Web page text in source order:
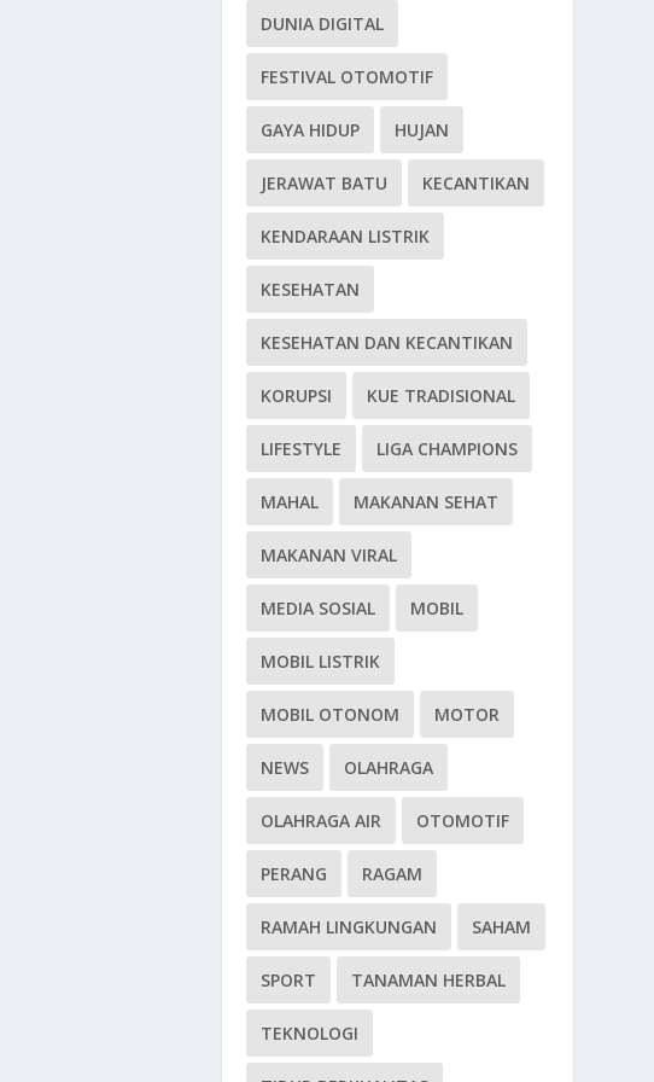
DUNIA DIGITAL
FESTIVAL OTOMOTIF
GAYA HIDUP HUJAN
JERAWAT BATU KECANTIKAN
KENDARAAN LISTRIK
KESEHATAN
KESEHATAN DAN KECANTIKAN
KORUPSI KUE TRADISIONAL
LIFESTYLE LIGA CHAMPIONS
MAHAL MAKANAN SEHAT
MAKANAN VIRAL
MEDIA SOSIAL MOBIL
MOBIL LISTRIK
MOBIL OTONOM MOTOR
NEWS OLAHRAGA
OLAHRAGA AIR OTOMOTIF
PERANG RAGAM
RAMAH LINGKUNGAN SAHAM
SPORT TANAMAN HERBAL
TEKNOLOGI